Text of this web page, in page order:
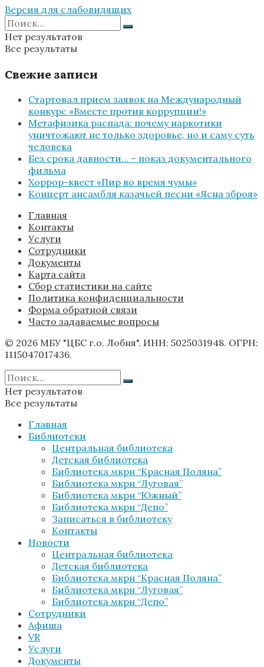
Версия для слабовидящих
Нет результатов
Все результаты
Свежие записи
Стартовал прием заявок на Международный
конкурс «Вместе против коррупции!»
Метафизика распада: почему наркотики
уничтожают не только здоровье, но и саму суть
человека
Без срока давности… – показ документального
фильма
Хоррор-квест «Пир во время чумы»
Концерт ансамбля казачьей песни «Ясна зброя»
Главная
Контакты
Услуги
Сотрудники
Документы
Карта сайта
Сбор статистики на сайте
Политика конфиденциальности
Форма обратной связи
Часто задаваемые вопросы
© 2026 МБУ "ЦБС г.о. Лобня". ИНН: 5025031948. ОГРН:
1115047017436.
Нет результатов
Все результаты
Главная
Библиотеки
Центральная библиотека
Детская библиотека
Библиотека мкрн “Красная Поляна”
Библиотека мкрн “Луговая”
Библиотека мкрн “Южный”
Библиотека мкрн “Депо”
Записаться в библиотеку
Контакты
Новости
Центральная библиотека
Детская библиотека
Библиотека мкрн “Красная Поляна”
Библиотека мкрн “Луговая”
Библиотека мкрн “Депо”
Сотрудники
Афиша
VR
Услуги
Документы